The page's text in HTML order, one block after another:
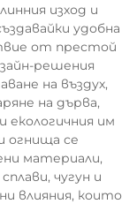
изход и
удобна
от престой
решения
на въздух,
на дърва,
екологичния им
огнища се
материали,
чугун и
влияния, които